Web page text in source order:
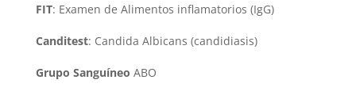
FIT: Examen de Alimentos inflamatorios (IgG)
Canditest: Candida Albicans (candidiasis)
Grupo Sanguíneo ABO